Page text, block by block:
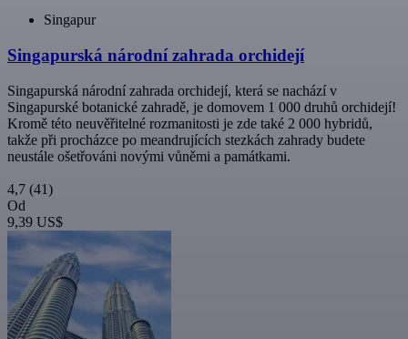
Singapur
Singapurská národní zahrada orchidejí
Singapurská národní zahrada orchidejí, která se nachází v
Singapurské botanické zahradě, je domovem 1 000 druhů orchidejí!
Kromě této neuvěřitelné rozmanitosti je zde také 2 000 hybridů,
takže při procházce po meandrujících stezkách zahrady budete
neustále ošetřováni novými vůněmi a památkami.
4,7 (41)
Od
9,39 US$